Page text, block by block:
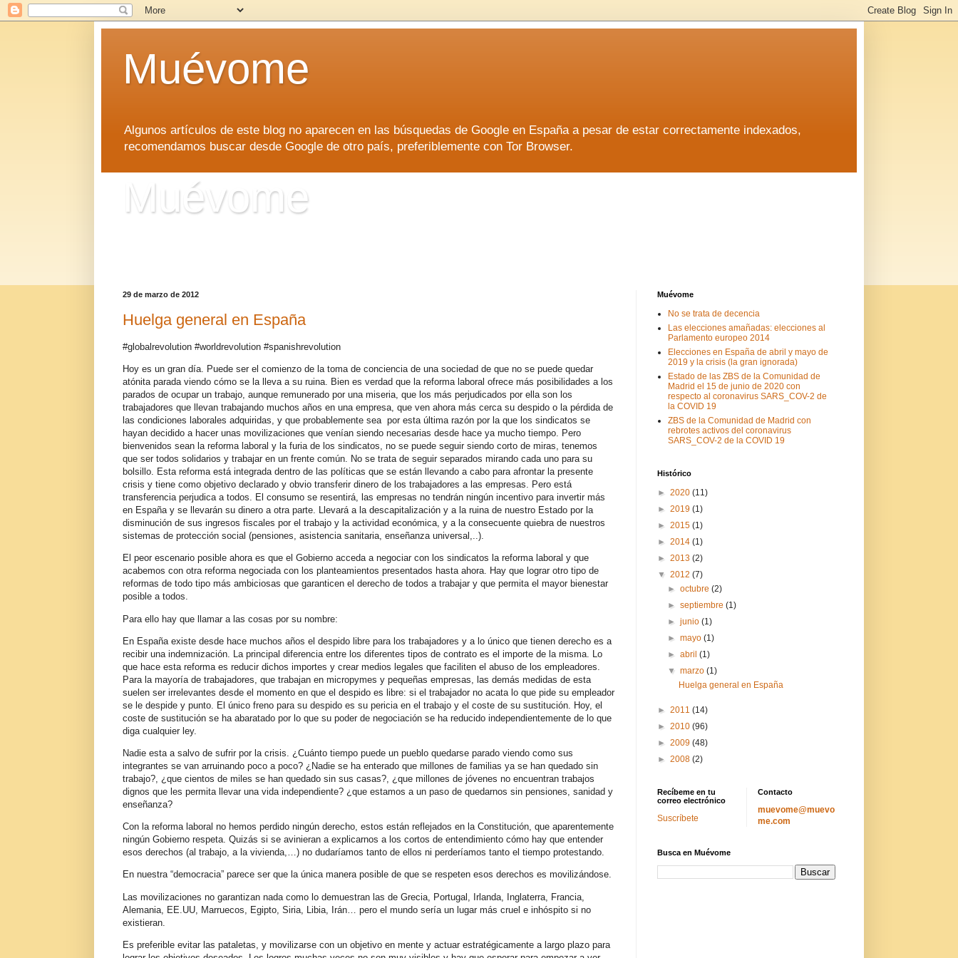
Muévome
Algunos artículos de este blog no aparecen en las búsquedas de Google en España a pesar de estar correctamente indexados,
recomendamos buscar desde Google de otro país, preferiblemente con Tor Browser.
Muévome
29 de marzo de 2012
Huelga general en España
#globalrevolution #worldrevolution #spanishrevolution
Hoy es un gran día. Puede ser el comienzo de la toma de conciencia de una sociedad de que no se puede quedar
atónita parada viendo cómo se la lleva a su ruina. Bien es verdad que la reforma laboral ofrece más posibilidades a los
parados de ocupar un trabajo, aunque remunerado por una miseria, que los más perjudicados por ella son los
trabajadores que llevan trabajando muchos años en una empresa, que ven ahora más cerca su despido o la pérdida de
las condiciones laborales adquiridas, y que probablemente sea por esta última razón por la que los sindicatos se
hayan decidido a hacer unas movilizaciones que venían siendo necesarias desde hace ya mucho tiempo. Pero
bienvenidos sean la reforma laboral y la furia de los sindicatos, no se puede seguir siendo corto de miras, tenemos
que ser todos solidarios y trabajar en un frente común. No se trata de seguir separados mirando cada uno para su
bolsillo. Esta reforma está integrada dentro de las políticas que se están llevando a cabo para afrontar la presente
crisis y tiene como objetivo declarado y obvio transferir dinero de los trabajadores a las empresas. Pero está
transferencia perjudica a todos. El consumo se resentirá, las empresas no tendrán ningún incentivo para invertir más
en España y se llevarán su dinero a otra parte. Llevará a la descapitalización y a la ruina de nuestro Estado por la
disminución de sus ingresos fiscales por el trabajo y la actividad económica, y a la consecuente quiebra de nuestros
sistemas de protección social (pensiones, asistencia sanitaria, enseñanza universal,..).
El peor escenario posible ahora es que el Gobierno acceda a negociar con los sindicatos la reforma laboral y que
acabemos con otra reforma negociada con los planteamientos presentados hasta ahora. Hay que lograr otro tipo de
reformas de todo tipo más ambiciosas que garanticen el derecho de todos a trabajar y que permita el mayor bienestar
posible a todos.
Para ello hay que llamar a las cosas por su nombre:
En España existe desde hace muchos años el despido libre para los trabajadores y a lo único que tienen derecho es a
recibir una indemnización. La principal diferencia entre los diferentes tipos de contrato es el importe de la misma. Lo
que hace esta reforma es reducir dichos importes y crear medios legales que faciliten el abuso de los empleadores.
Para la mayoría de trabajadores, que trabajan en micropymes y pequeñas empresas, las demás medidas de esta
suelen ser irrelevantes desde el momento en que el despido es libre: si el trabajador no acata lo que pide su empleador
se le despide y punto. El único freno para su despido es su pericia en el trabajo y el coste de su sustitución. Hoy, el
coste de sustitución se ha abaratado por lo que su poder de negociación se ha reducido independientemente de lo que
diga cualquier ley.
Nadie esta a salvo de sufrir por la crisis. ¿Cuánto tiempo puede un pueblo quedarse parado viendo como sus
integrantes se van arruinando poco a poco? ¿Nadie se ha enterado que millones de familias ya se han quedado sin
trabajo?, ¿que cientos de miles se han quedado sin sus casas?, ¿que millones de jóvenes no encuentran trabajos
dignos que les permita llevar una vida independiente? ¿que estamos a un paso de quedarnos sin pensiones, sanidad y
enseñanza?
Con la reforma laboral no hemos perdido ningún derecho, estos están reflejados en la Constitución, que aparentemente
ningún Gobierno respeta. Quizás si se avinieran a explicarnos a los cortos de entendimiento cómo hay que entender
esos derechos (al trabajo, a la vivienda,…) no dudaríamos tanto de ellos ni perderíamos tanto el tiempo protestando.
En nuestra “democracia” parece ser que la única manera posible de que se respeten esos derechos es movilizándose.
Las movilizaciones no garantizan nada como lo demuestran las de Grecia, Portugal, Irlanda, Inglaterra, Francia,
Alemania, EE.UU, Marruecos, Egipto, Siria, Libia, Irán… pero el mundo sería un lugar más cruel e inhóspito si no
existieran.
Es preferible evitar las pataletas, y movilizarse con un objetivo en mente y actuar estratégicamente a largo plazo para
Muévome
No se trata de decencia
Las elecciones amañadas: elecciones al
Parlamento europeo 2014
Elecciones en España de abril y mayo de
2019 y la crisis (la gran ignorada)
Estado de las ZBS de la Comunidad de
Madrid el 15 de junio de 2020 con
respecto al coronavirus SARS_COV-2 de
la COVID 19
ZBS de la Comunidad de Madrid con
rebrotes activos del coronavirus
SARS_COV-2 de la COVID 19
Histórico
► 2020 (11)
► 2019 (1)
► 2015 (1)
► 2014 (1)
► 2013 (2)
▼ 2012 (7)
►octubre(2)
►septiembre(1)
►junio(1)
►mayo(1)
►abril(1)
▼marzo(1)
Huelga general en España
► 2011 (14)
► 2010 (96)
► 2009 (48)
► 2008 (2)
Recíbeme en tu
correo electrónico
Suscríbete
Contacto
muevome@muevo
me.com
Busca en Muévome